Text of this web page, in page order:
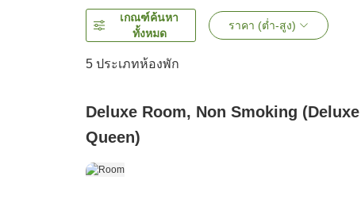
เกณฑ์ค้นหา
ทั้งหมด
ราคา (ต่ำ-สูง)
5 ประเภทห้องพัก
Deluxe Room, Non Smoking (Deluxe
Queen)